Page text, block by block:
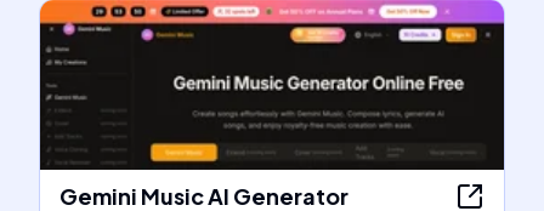
Gemini Music AI Generator